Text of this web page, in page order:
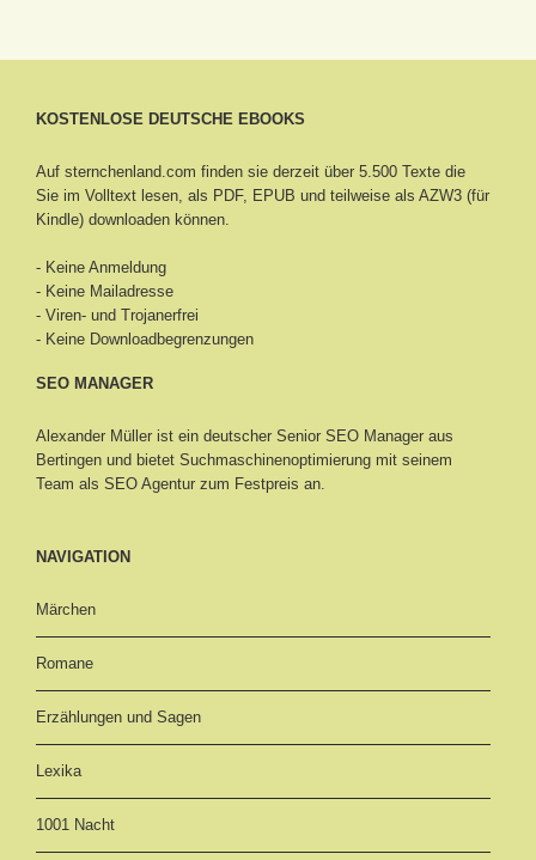
KOSTENLOSE DEUTSCHE EBOOKS
Auf sternchenland.com finden sie derzeit über 5.500 Texte die
Sie im Volltext lesen, als PDF, EPUB und teilweise als AZW3 (für
Kindle) downloaden können.
- Keine Anmeldung
- Keine Mailadresse
- Viren- und Trojanerfrei
- Keine Downloadbegrenzungen
SEO MANAGER
Alexander Müller ist ein deutscher Senior SEO Manager aus
Bertingen und bietet Suchmaschinenoptimierung mit seinem
Team als SEO Agentur zum Festpreis an.
NAVIGATION
Märchen
Romane
Erzählungen und Sagen
Lexika
1001 Nacht